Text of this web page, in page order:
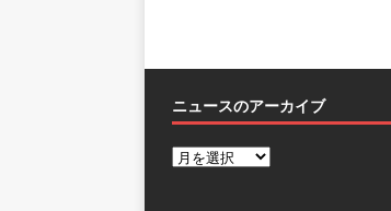
ニュースのアーカイブ